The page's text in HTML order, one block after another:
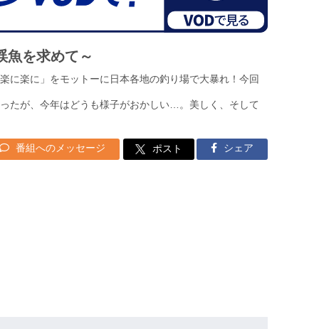
魚を求めて～
に楽に」をモットーに日本各地の釣り場で大暴れ！今回
たが、今年はどうも様子がおかしい…。美しく、そして
番組へのメッセージ ポスト シェア